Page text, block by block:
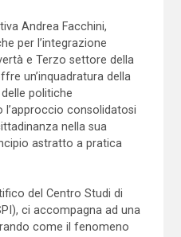
Andrea Facchini,
per l’integrazione
e Terzo settore della
un’inquadratura della
politiche
l’approccio consolidatosi
nella sua
astratto a pratica
del Centro Studi di
ci accompagna ad una
come il fenomeno